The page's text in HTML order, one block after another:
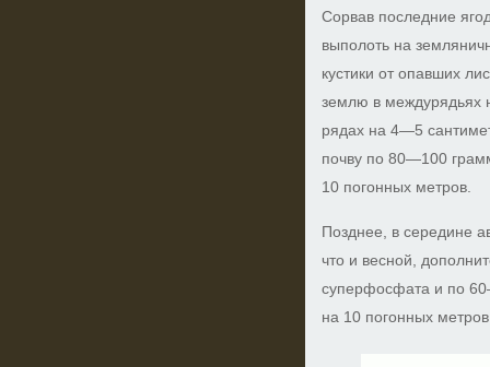
Сорвав последние
выполоть на
кустики от опавших
землю в междурядьях
рядах на 4—5
почву по 80—100
10 погонных метров.
Позднее, в середине
что и весной,
суперфосфата и по
на 10 погонных